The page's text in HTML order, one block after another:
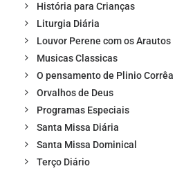
História para Crianças
Liturgia Diária
Louvor Perene com os Arautos
Musicas Classicas
O pensamento de Plinio
Orvalhos de Deus
Programas Especiais
Santa Missa Diária
Santa Missa Dominical
Terço Diário